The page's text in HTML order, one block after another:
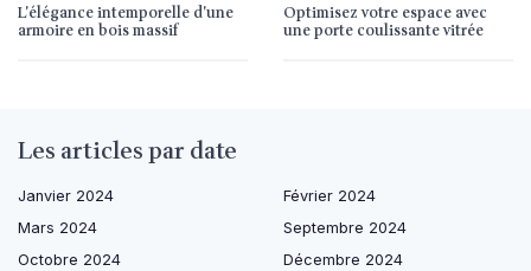
L'élégance intemporelle d'une
armoire en bois massif
Optimisez votre espace avec
une porte coulissante vitrée
Les articles par date
Janvier 2024
Février 2024
Mars 2024
Septembre 2024
Octobre 2024
Décembre 2024